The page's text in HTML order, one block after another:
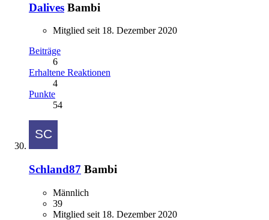
Dalives Bambi
Mitglied seit 18. Dezember 2020
Beiträge
6
Erhaltene Reaktionen
4
Punkte
54
Schland87 Bambi
Männlich
39
Mitglied seit 18. Dezember 2020